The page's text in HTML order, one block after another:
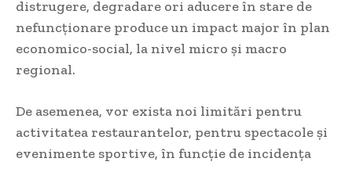
distrugere, degradare ori aducere în stare de
nefuncţionare produce un impact major în plan
economico-social, la nivel micro și macro
regional.
De asemenea, vor exista noi limitări pentru
activitatea restaurantelor, pentru spectacole și
evenimente sportive, în funcție de incidența